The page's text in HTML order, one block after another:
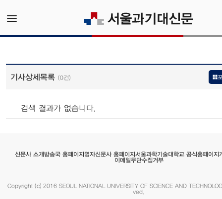
기사상세목록(0건)
검색 결과가 없습니다.
신문사 소개방송국 홈페이지영자신문사 홈페이지서울과학기술대학교 공식홈페이지
이메일무단수집거부
Copyright (c) 2016 SEOUL NATIONAL UNIVERSITY OF SCIENCE AND
ved.